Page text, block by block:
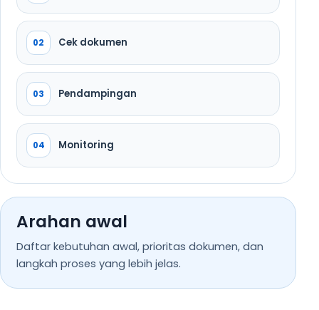
02 Cek dokumen
03 Pendampingan
04 Monitoring
Arahan awal
Daftar kebutuhan awal, prioritas dokumen, dan
langkah proses yang lebih jelas.